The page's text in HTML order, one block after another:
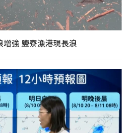
強 鹽寮漁港現長浪